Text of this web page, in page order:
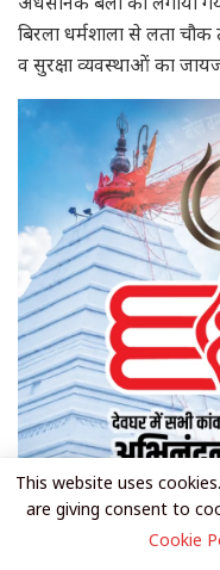
बिरला धर्मशाला से लता
व सुरक्षा व्यवस्थाओं का
This website uses
are giving consent to
Cookie